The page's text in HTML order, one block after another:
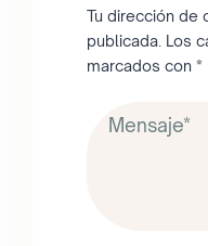
Tu dirección de
publicada. Los
marcados con *